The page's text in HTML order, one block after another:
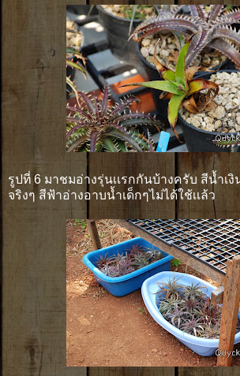
รูปที่ 6 มาชมอ่างรุ่นเเรกกันบ้างครับ สีน้ำเ
จริงๆ สีฟ้าอ่างอาบน้ำเด็กๆไม่ได้ใช้เเล้ว